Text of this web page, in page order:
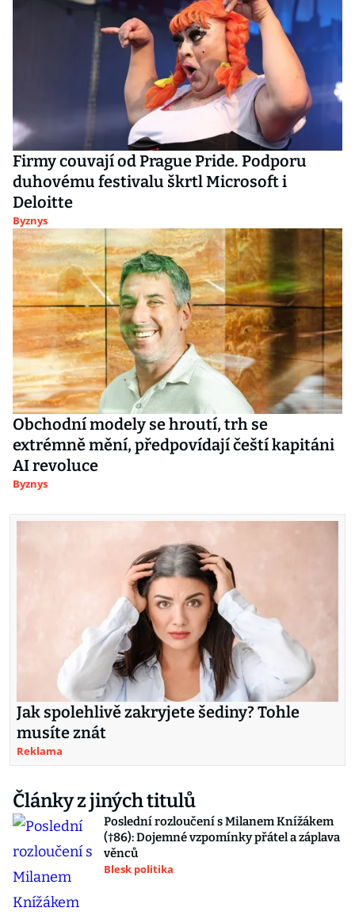
Firmy couvají od Prague Pride. Podporu
duhovému festivalu škrtl Microsoft i
Deloitte
Byznys
Obchodní modely se hroutí, trh se
extrémně mění, předpovídají čeští kapitáni
AI revoluce
Byznys
Jak spolehlivě zakryjete šediny? Tohle
musíte znát
Reklama
Články z jiných titulů
Poslední rozloučení s Milanem Knížákem
(†86): Dojemné vzpomínky přátel a záplava
věnců
Blesk politika